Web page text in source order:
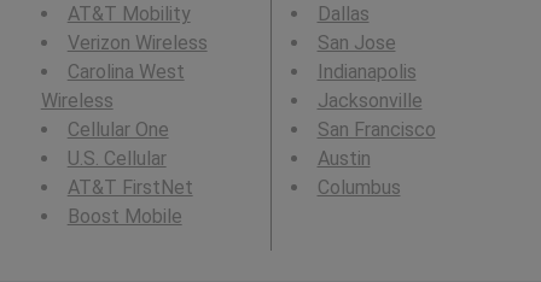
AT&T Mobility
Verizon Wireless
Carolina West
Wireless
Cellular One
U.S. Cellular
AT&T FirstNet
Boost Mobile
Dallas
San Jose
Indianapolis
Jacksonville
San Francisco
Austin
Columbus